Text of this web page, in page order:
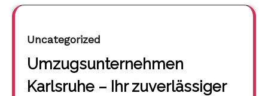
Uncategorized
Umzugsunternehmen
Karlsruhe – Ihr zuverlässiger